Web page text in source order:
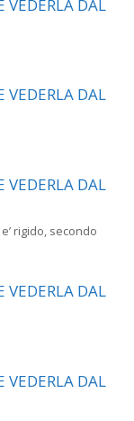
rigido, secondo